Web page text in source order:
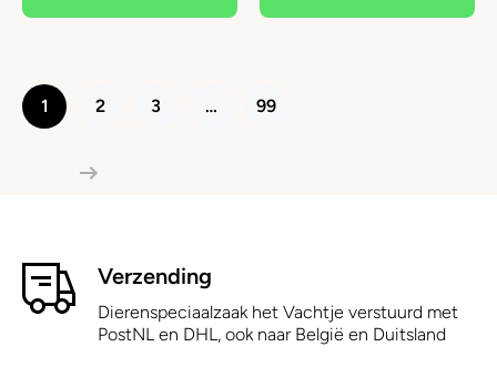
1 2 3 … 99
Verzending
Dierenspeciaalzaak het Vachtje verstuurd met
PostNL en DHL, ook naar België en Duitsland